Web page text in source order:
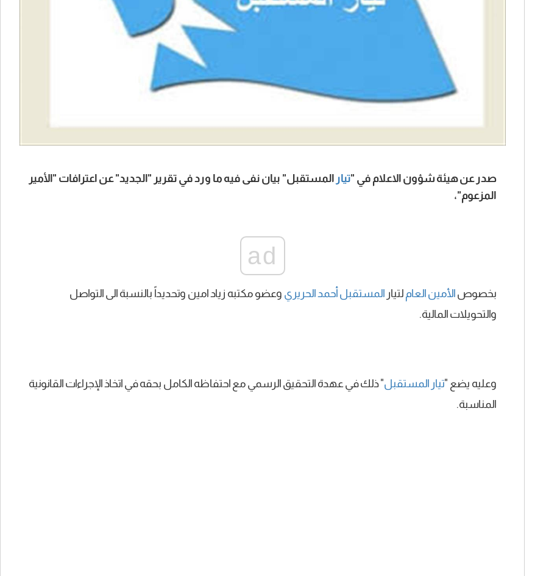
صدر عن هيئة شؤون الاعلام في "تيار المستقبل" بيان نفى فيه ما ورد في تقرير "الجديد" عن اعترافات "الأمير
المزعوم"،
ad
بخصوص الأمين العام لتيار المستقبل أحمد الحريري وعضو مكتبه زياد امين وتحديداً بالنسبة الى التواصل
والتحويلات المالية.
وعليه يضع "تيار المستقبل" ذلك في عهدة التحقيق الرسمي مع احتفاظه الكامل بحقه في اتخاذ الإجراءات القانونية
المناسبة.